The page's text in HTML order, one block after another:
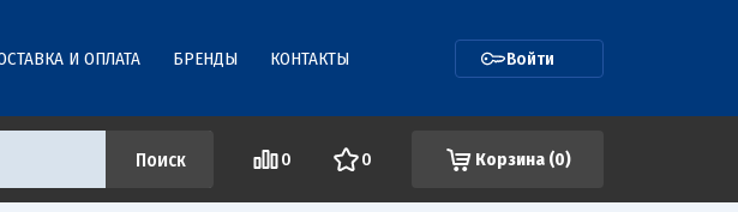
И ОПЛАТА БРЕНДЫ КОНТАКТЫ Войти
0 0 Корзина (0)